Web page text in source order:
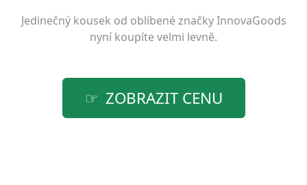
Jedinečný kousek od oblíbené značkyInnovaGoods
nyní koupíte velmi levně.
ZOBRAZIT CENU